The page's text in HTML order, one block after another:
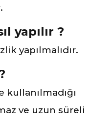
yapılır ?
yapılmalıdır.
ve uzun süreli